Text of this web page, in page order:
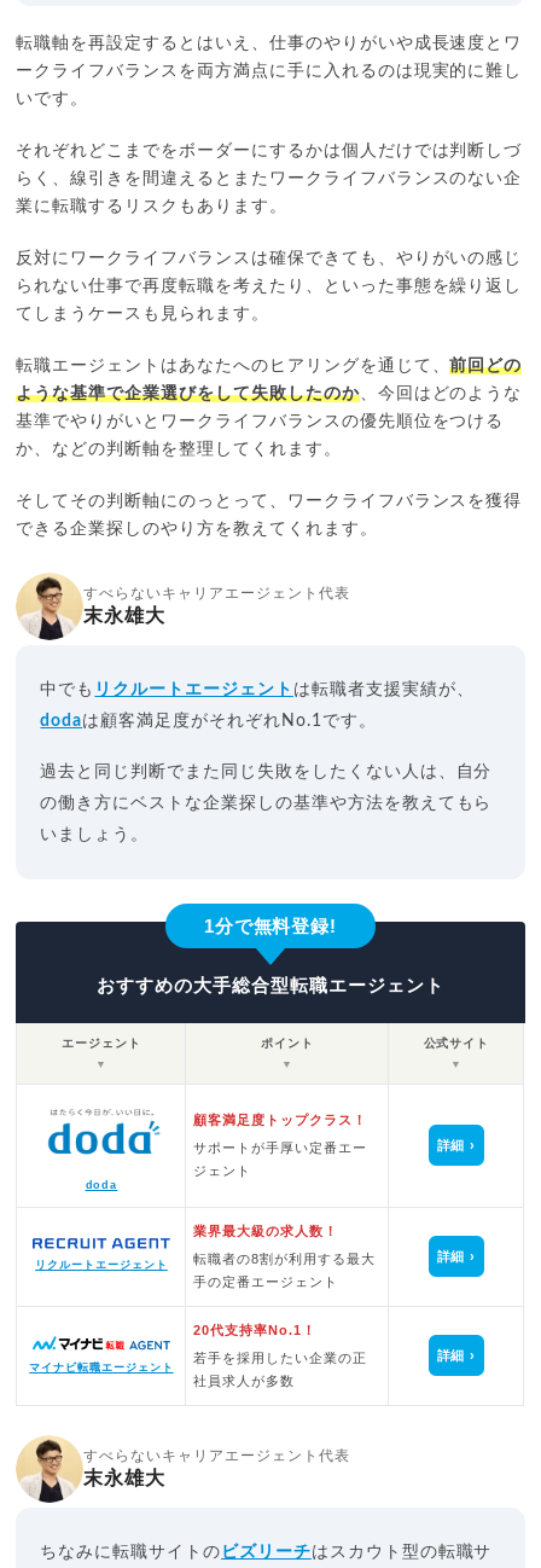
転職軸を再設定するとはいえ、仕事のやりがいや成長速度とワ
ークライフバランスを両方満点に手に入れるのは現実的に難し
いです。
それぞれどこまでをボーダーにするかは個人だけでは判断しづ
らく、線引きを間違えるとまたワークライフバランスのない企
業に転職するリスクもあります。
反対にワークライフバランスは確保できても、やりがいの感じ
られない仕事で再度転職を考えたり、といった事態を繰り返し
てしまうケースも見られます。
転職エージェントはあなたへのヒアリングを通じて、前回どの
ような基準で企業選びをして失敗したのか、今回はどのような
基準でやりがいとワークライフバランスの優先順位をつける
か、などの判断軸を整理してくれます。
そしてその判断軸にのっとって、ワークライフバランスを獲得
できる企業探しのやり方を教えてくれます。
すべらないキャリアエージェント代表
末永雄大
中でも リクルートエージェント は転職者支援実績が、
dodaは顧客満足度がそれぞれNo.1です。
過去と同じ判断でまた同じ失敗をしたくない人は、自分
の働き方にベストな企業探しの基準や方法を教えてもら
いましょう。
1分で無料登録!
おすすめの大手総合型転職エージェント
エージェント
▼
ポイント
▼
公式サイト
▼
doda
顧客満足度トップクラス！
サポートが手厚い定番エー
ジェント
詳細
リクルートエージェント
業界最大級の求人数！
転職者の8割が利用する最大
手の定番エージェント
詳細
マイナビ転職エージェント
20代支持率No.1！
若手を採用したい企業の正
社員求人が多数
詳細
すべらないキャリアエージェント代表
末永雄大
ちなみに転職サイトの ビズリーチはスカウト型の転職サ